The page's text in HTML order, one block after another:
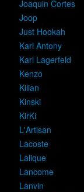
Joaquin Cortes
Joop
Just Hookah
Karl Antony
Karl Lagerfeld
Kenzo
Kilian
Kinski
KirKi
L'Artisan
Lacoste
Lalique
Lancome
Lanvin